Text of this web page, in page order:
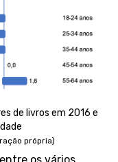
de livros em 2016 e
própria)